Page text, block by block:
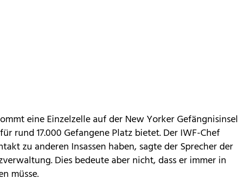
eine Einzelzelle auf der New Yorker Gefängnisinsel
rund 17.000 Gefangene Platz bietet. Der IWF-Chef
zu anderen Insassen haben, sagte der Sprecher der
Dies bedeute aber nicht, dass er immer in
müsse.